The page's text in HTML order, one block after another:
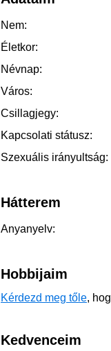
Nem:
Életkor:
Névnap:
Város:
Csillagjegy:
Kapcsolati státusz:
Szexuális irányultság:
Hátterem
Anyanyelv:
Hobbijaim
Kérdezd meg tőle,
Kedvenceim